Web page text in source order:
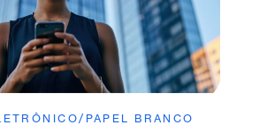
PAPEL BRANCO